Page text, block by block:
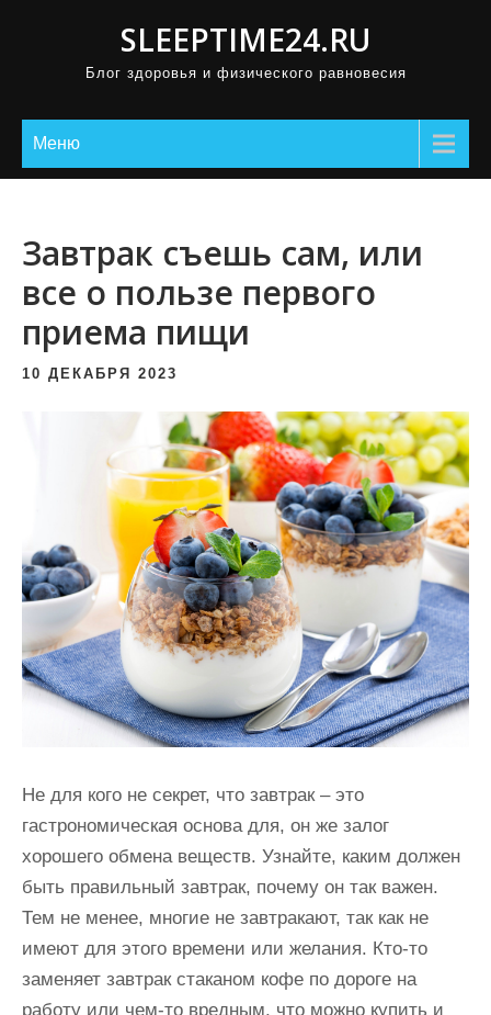
SLEEPTIME24.RU
Блог здоровья и физического равновесия
Меню
Завтрак съешь сам, или
все о пользе первого
приема пищи
10 ДЕКАБРЯ 2023
Не для кого не секрет, что завтрак – это
гастрономическая основа для, он же залог
хорошего обмена веществ. Узнайте, каким должен
быть правильный завтрак, почему он так важен.
Тем не менее, многие не завтракают, так как не
имеют для этого времени или желания. Кто-то
заменяет завтрак стаканом кофе по дороге на
работу или чем-то вредным, что можно купить и